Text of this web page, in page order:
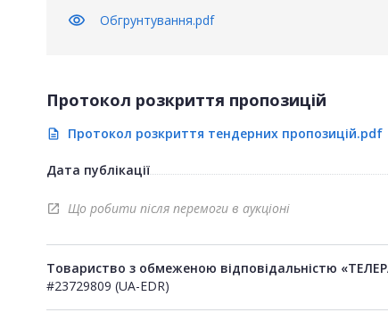
visibility Обгрунтування.pdf
Протокол розкриття пропозицій
description Протокол розкриття тендерних пропозицій.pdf
Дата публікації
open_in_new Що робити після перемоги в аукціоні
Товариство з обмеженою відповідальністю
#23729809 (UA-EDR)